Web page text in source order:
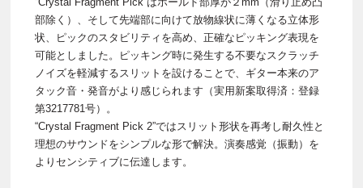
部除く）、そして先端部に向けて放物線状に薄くなる立体形
状、ピックのスタビリティを高め、正確なピッキング表現を
可能としました。ピッキング時に発生する不要なスクラッチ
ノイズを軽減するスリットを設けることで、ギター本来のア
タック音・発音がより感じられます（実用新案取得済：登録
第3217781号）。
“Crystal Fragment Pick 2”ではスリット形状を再考し耐久性と
理想のサウンドをシンプルな形で解決。演奏感覚（振動）を
よりセンシティブに伝達します。